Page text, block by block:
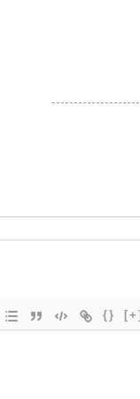
{} [+]